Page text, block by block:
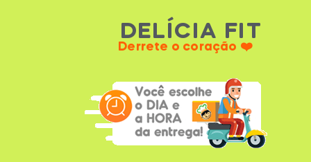
DELÍCIA FIT
Derrete o coração ❤️